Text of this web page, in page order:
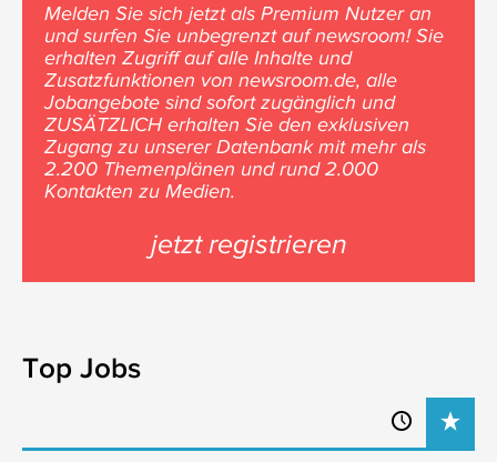
Melden Sie sich jetzt als Premium Nutzer an
und surfen Sie unbegrenzt auf newsroom! Sie
erhalten Zugriff auf alle Inhalte und
Zusatzfunktionen von newsroom.de, alle
Jobangebote sind sofort zugänglich und
ZUSÄTZLICH erhalten Sie den exklusiven
Zugang zu unserer Datenbank mit mehr als
2.200 Themenplänen und rund 2.000
Kontakten zu Medien.
jetzt registrieren
Top Jobs